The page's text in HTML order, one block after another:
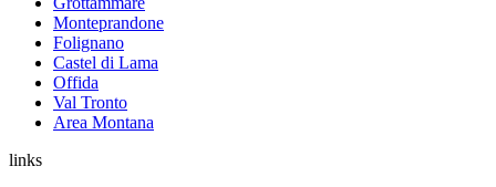
Monteprandone
Folignano
Castel di Lama
Offida
Val Tronto
Area Montana
links